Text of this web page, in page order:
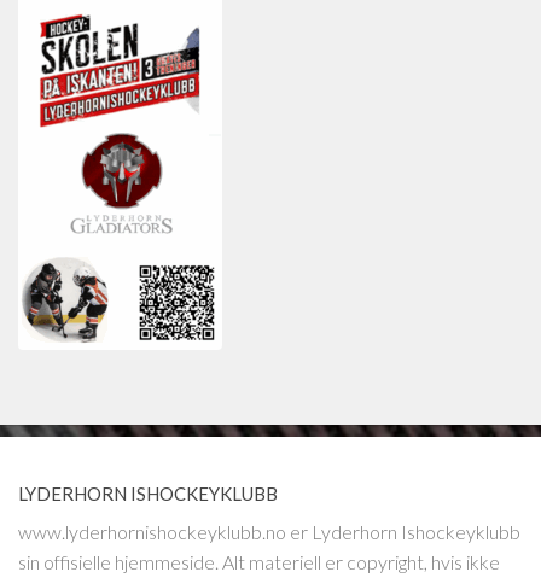
LYDERHORN ISHOCKEYKLUBB
www.lyderhornishockeyklubb.no er Lyderhorn Ishockeyklubb
sin offisielle hjemmeside. Alt materiell er copyright, hvis ikke